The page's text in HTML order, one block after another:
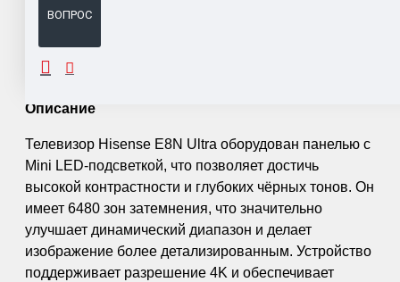
ВОПРОС
ОПИСАНИЕ
Описание
Телевизор Hisense E8N Ultra оборудован панелью с
Mini LED-подсветкой, что позволяет достичь
высокой контрастности и глубоких чёрных тонов. Он
имеет 6480 зон затемнения, что значительно
улучшает динамический диапазон и делает
изображение более детализированным. Устройство
поддерживает разрешение 4K и обеспечивает